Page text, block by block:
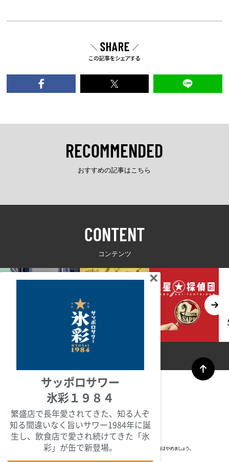
RECOMMENDED
おすすめの記事はこちら
CONTENT
コンテンツ
サッポロサワー
氷彩１９８４
繁盛店で長年愛されてきた、知る人ぞ
知る間違いなく旨いサワー1984年に誕
生し、飲食店で愛され続けてきた「氷
彩」が缶で新登場。